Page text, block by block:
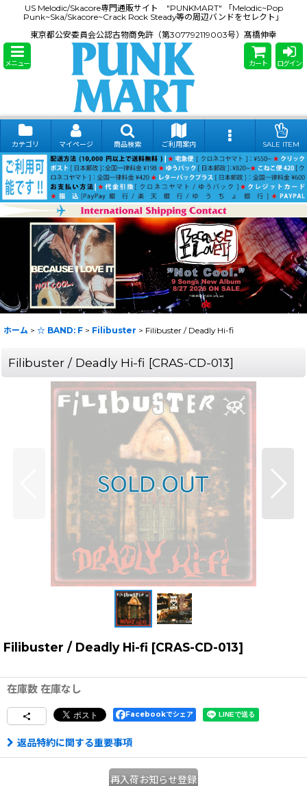
US Melodic/Skacore専門通販サイト "PUNKMART" 「Melodic~Pop
Punk~Ska/Skacore~Crack Rock Steady等の周辺バンドをセレクト」
東京都公安委員会公認古物商免許（第307792119003号）髙橋伸幸
メニュー カート ログイン
カテゴリ マイページ 商品検索 ご利用案内 SALE ITEM
ホーム > ☆ BAND: F > Filibuster > Filibuster / Deadly Hi-fi
Filibuster / Deadly Hi-fi [CRAS-CD-013]
Filibuster / Deadly Hi-fi [CRAS-CD-013]
在庫数 在庫なし
Facebookでシェア
返品特約に関する重要事項
再入荷お知らせ登録